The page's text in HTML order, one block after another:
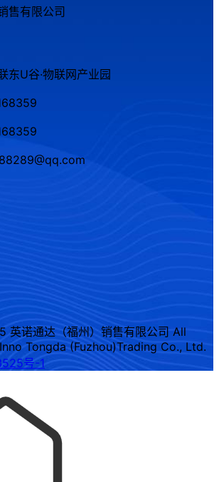
售有限公司
东U谷·物联网产业园
诺通达（福州）销售有限公司 All
Tongda (Fuzhou)Trading Co., Ltd.
号-1